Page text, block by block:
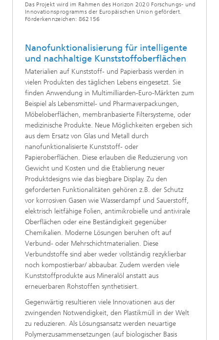
Das Projekt wird im Rahmen des Horizon 2020 Forschungs- und
Innovationsprogramms der Europäischen Union gefördert.
Förderkennzeichen: 862156
Nanofunktionalisierung für intelligente
und nachhaltige Kunststoffoberflächen
Materialien auf Kunststoff- und Papierbasis werden in
vielen Produkten des täglichen Lebens eingesetzt. Sie
finden Anwendung in Multimilliarden-Euro-Märkten zum
Beispiel als Lebensmittel- und Pharmaverpackungen,
Möbeloberflächen, membranbasierte Filtersysteme, oder
medizinische Produkte. Neue Möglichkeiten ergeben sich
aus dem Ersatz von Glas und Metall durch
nanofunktionalisierte Kunststoff- oder
Papieroberflächen. Diese erlauben die Reduzierung von
Gewicht und Kosten und die Etablierung neuer
Produktdesigns wie das biegbare Display. Zu den
geforderten Funktionalitäten gehören z.B. der Schutz
vor korrosiven Gasen wie Wasserdampf und Sauerstoff,
elektrisch leitfähige Folien, antimikrobielle und antivirale
Oberflächen oder eine Beständigkeit gegenüber
Chemikalien. Moderne Lösungen beruhen oft auf
Verbund- oder Mehrschichtmaterialien. Diese
Verbundstoffe sind aber weder vollständig rezyklierbar
noch kompostierbar/ abbaubar. Zudem werden viele
Kunststoffprodukte aus Mineralöl anstatt aus
erneuerbaren Rohstoffen synthetisiert.
Gegenwärtig resultieren viele Innovationen aus der
zwingenden Notwendigkeit, den Plastikmüll in der Welt
zu reduzieren. Als Lösungsansatz werden neuartige
Polymer­zusammen­setzungen (auf biologischer Basis